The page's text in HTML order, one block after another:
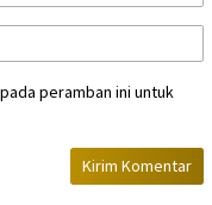
peramban ini untuk